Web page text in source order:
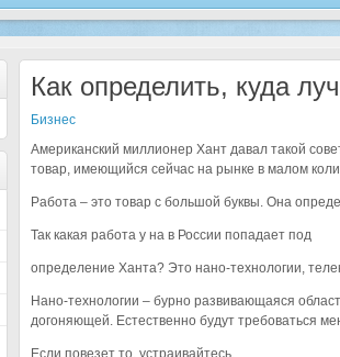
Как определить, куда
Бизнес
Американский миллионер Хант давал такой
товар, имеющийся сейчас на рынке в малом
Работа – это товар с большой буквы. Она
Так какая работа у на в России попадает под
определение Ханта? Это нано-технологии,
Нано-технологии – бурно развивающаяся
догоняющей. Естественно будут требоваться
Если повезет то, устраивайтесь.